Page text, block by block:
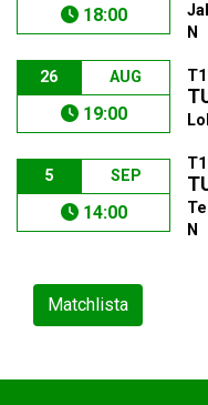
18:00
N
26 AUG
19:00
5 SEP
14:00
N
Matchlista